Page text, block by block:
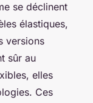
se déclinent
élastiques,
versions
sûr au
elles
Ces